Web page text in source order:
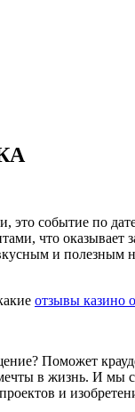
это событие по
что оказывает
и полезным
отзывы казино
Поможет
в жизнь. И мы
и